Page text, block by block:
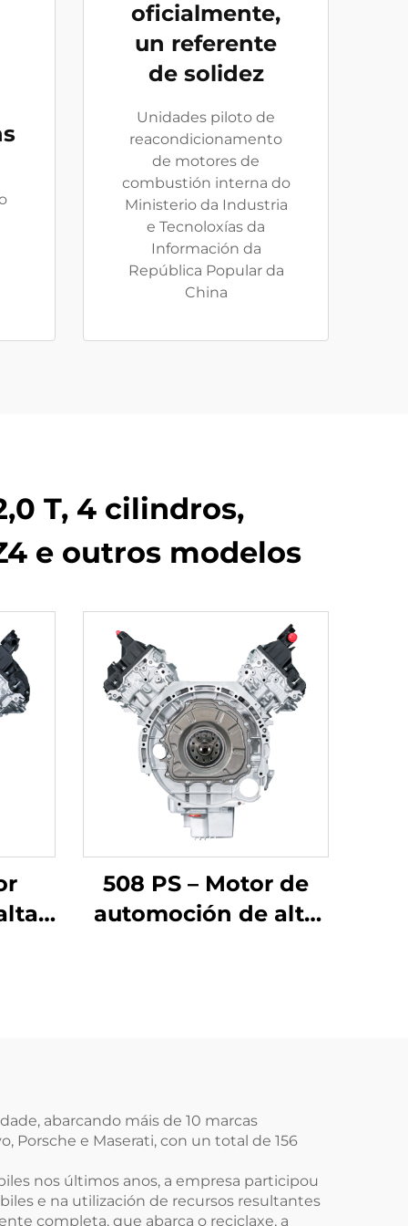
oficialmente,
un referente
de solidez
Unidades piloto de
reacondicionamento
de motores de
combustión interna do
Ministerio da Industria
e Tecnoloxías da
Información da
República Popular da
China
T, 4 cilindros,
e outros modelos
PS
508 PS – Motor de
automoción de alta
Range Rover Star
Vein Guardian,
Jaguar F-TYPE, XJ e
outros modelos
abarcando máis de 10 marcas
Porsche e Maserati, con un total de 156
nos últimos anos, a empresa participou
e na utilización de recursos resultantes
completa, que abarca o reciclaxe, a